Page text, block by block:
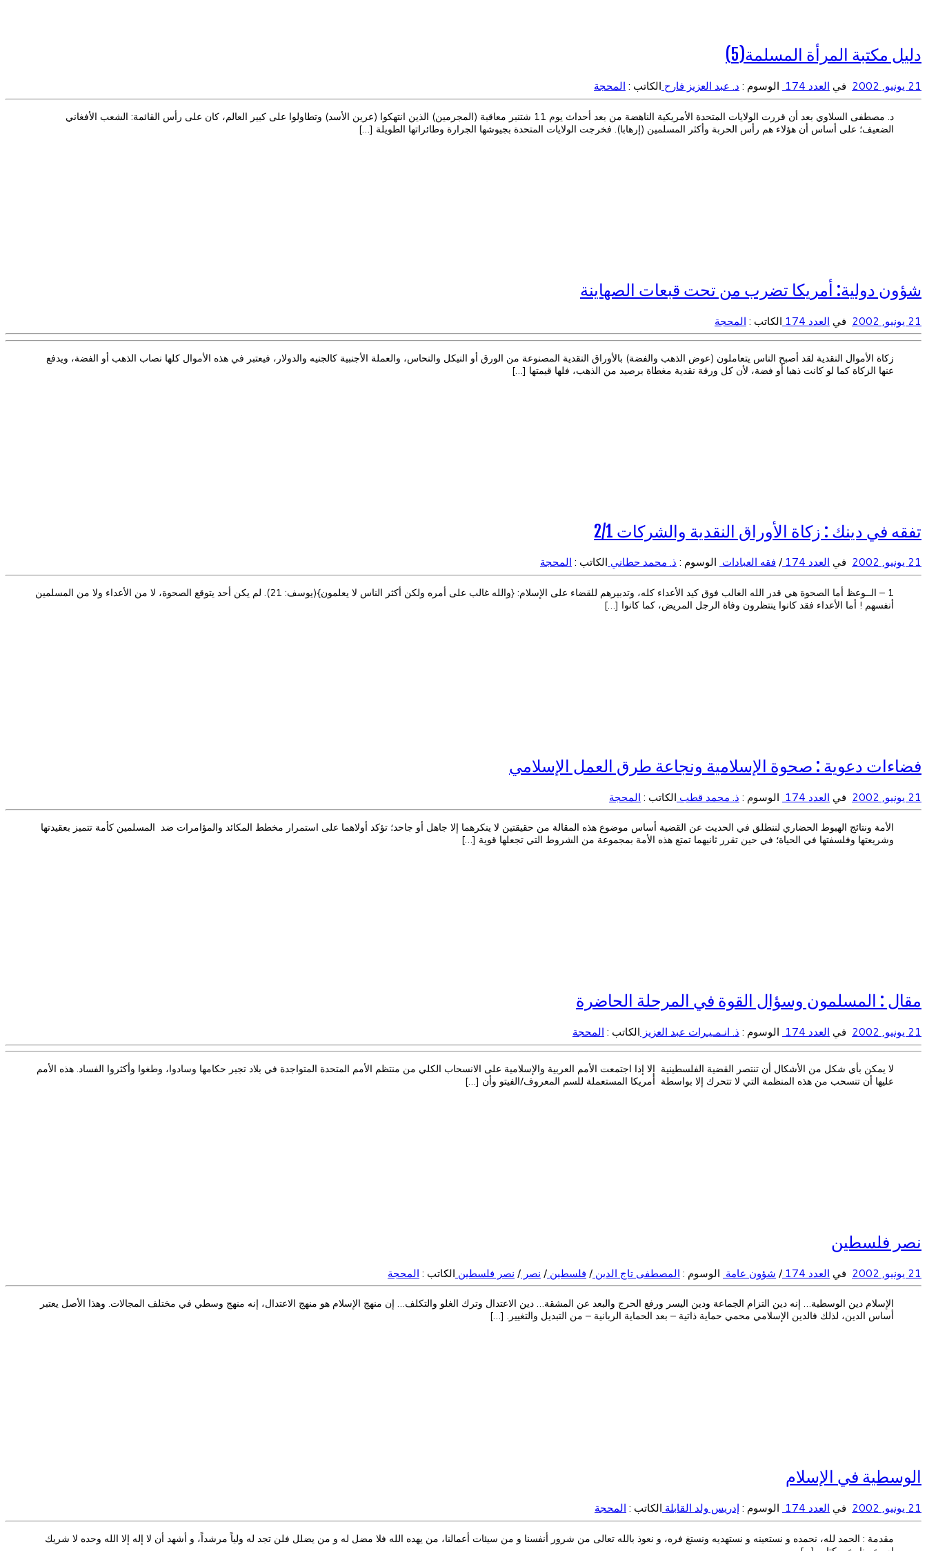
دليل مكتبة المرأة المسلمة(5)
21 يونيو, 2002 في العدد 174 الوسوم : د. عبد العزيز فارح الكاتب : المحجة
د. مصطفى السلاوي بعد أن قررت الولايات المتحدة الأمريكية الناهضة من بعد أحداث يوم 11 شتنبر معاقبة (المجرمين) الذين انتهكوا (عرين الأسد) وتطاولوا على كبير العالم، كان على رأس القائمة: الشعب الأفغاني
الضعيف؛ على أساس أن هؤلاء هم رأس الحربة وأكثر المسلمين (إرهابا). فخرجت الولايات المتحدة بجيوشها الجرارة وطائراتها الطويلة […]
شؤون دولية: أمريكا تضرب من تحت قبعات الصهاينة
21 يونيو, 2002 في العدد 174 الكاتب : المحجة
زكاة الأموال النقدية لقد أصبح الناس يتعاملون (عوض الذهب والفضة) بالأوراق النقدية المصنوعة من الورق أو النيكل والنحاس، والعملة الأجنبية كالجنيه والدولار، فيعتبر في هذه الأموال كلها نصاب الذهب أو الفضة، ويدفع
عنها الزكاة كما لو كانت ذهبا أو فضة، لأن كل ورقة نقدية مغطاة برصيد من الذهب، فلها قيمتها […]
تفقه في دينك : زكاة الأوراق النقدية والشركات 2/1
21 يونيو, 2002 في العدد 174 / فقه العبادات الوسوم : ذ. محمد حطاني الكاتب : المحجة
1 – الــوعظ أما الصحوة هي قدر الله الغالب فوق كيد الأعداء كله، وتدبيرهم للقضاء على الإسلام: {والله غالب على أمره ولكن أكثر الناس لا يعلمون}(يوسف: 21). لم يكن أحد يتوقع الصحوة، لا من الأعداء ولا من المسلمين
أنفسهم ! أما الأعداء فقد كانوا ينتظرون وفاة الرجل المريض، كما كانوا […]
فضاءات دعوية : صحوة الإسلامية ونجاعة طرق العمل الإسلامي
21 يونيو, 2002 في العدد 174 الوسوم : ذ. محمد قطب الكاتب : المحجة
الأمة ونتائج الهبوط الحضاري لننطلق في الحديث عن القضية أساس موضوع هذه المقالة من حقيقتين لا ينكرهما إلا جاهل أو جاحد؛ تؤكد أولاهما على استمرار مخطط المكائد والمؤامرات ضد المسلمين كأمة تتميز بعقيدتها
وشريعتها وفلسفتها في الحياة؛ في حين تقرر ثانيهما تمتع هذه الأمة بمجموعة من الشروط التي تجعلها قوية […]
مقال : المسلمون وسؤال القوة في المرحلة الحاضرة
21 يونيو, 2002 في العدد 174 الوسوم : ذ. انـمـيـرات عبد العزيز الكاتب : المحجة
لا يمكن بأي شكل من الأشكال أن تنتصر القضية الفلسطينية إلا إذا اجتمعت الأمم العربية والإسلامية على الانسحاب الكلي من منتظم الأمم المتحدة المتواجدة في بلاد تجبر حكامها وسادوا، وطغوا وأكثروا الفساد. هذه الأمم
عليها أن تنسحب من هذه المنظمة التي لا تتحرك إلا بواسطة أمريكا المستعملة للسم المعروف/الفيتو وأن […]
نصر فلسطين
21 يونيو, 2002 في العدد 174 / شؤون عامة الوسوم : المصطفى تاج الدين / فلسطين / نصر / نصر فلسطين الكاتب : المحجة
الإسلام دين الوسطية… إنه دين التزام الجماعة ودين اليسر ورفع الحرج والبعد عن المشقة… دين الاعتدال وترك الغلو والتكلف… إن منهج الإسلام هو منهج الاعتدال، إنه منهج وسطي في مختلف المجالات. وهذا الأصل يعتبر
أساس الدين، لذلك فالدين الإسلامي محمي حماية ذاتية – بعد الحماية الربانية – من التبديل والتغيير. […]
الوسطية في الإسلام
21 يونيو, 2002 في العدد 174 الوسوم :إدريس ولد القابلة الكاتب : المحجة
مقدمة : الحمد لله، نحمده و نستعينه و نستهديه ونستغ فره، و نعوذ بالله تعالى من شرور أنفسنا و من سيئات أعمالنا، من يهده الله فلا مضل له و من يضلل فلن تجد له ولياً مرشداً، و أشهد أن لا إله إلا الله وحده لا شريك